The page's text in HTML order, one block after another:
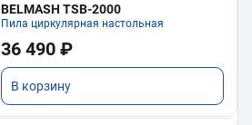
BELMASH TSB-2000
Пила циркулярная настольная
36 490 ₽
В корзину